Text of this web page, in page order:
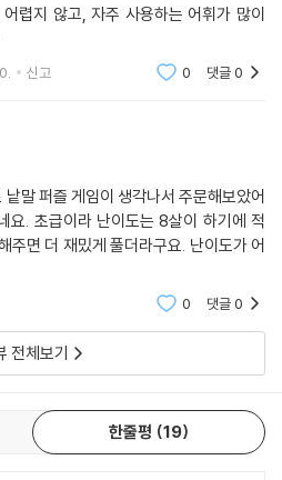
렵지 않고, 자주 사용하는 어휘가 많이
신고 0 댓글0
말 퍼즐 게임이 생각나서 주문해보았어
요. 초급이라 난이도는 8살이 하기에 적
주면 더 재밌게 풀더라구요. 난이도가 어
0 댓글0
전체보기
한줄평 19